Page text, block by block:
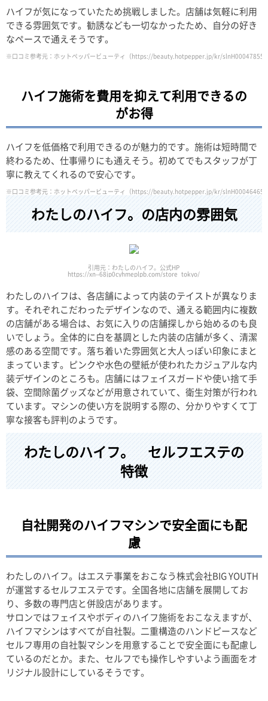
ハイフが気になっていたため挑戦しました。店舗は気軽に利用
できる雰囲気です。勧誘なども一切なかったため、自分の好き
なペースで通えそうです。
※口コミ参考元：ホットペッパービューティ （https://beauty.hotpepper.jp/kr/
ハイフ施術を費用を抑えて利用できるの
がお得
ハイフを低価格で利用できるのが魅力的です。施術は短時間で
終わるため、仕事帰りにも通えそう。初めてでもスタッフが丁
寧に教えてくれるので安心です。
※口コミ参考元：ホットペッパービューティ （https://beauty.hotpepper.jp/kr/
わたしのハイフ。の店内の雰囲気
引用元：わたしのハイフ。公式HP
https://xn--68jp0cyhmeplpb.com/store_tokyo/
わたしのハイフは、各店舗によって内装のテイストが異なりま
す。それぞれこだわったデザインなので、通える範囲内に複数
の店舗がある場合は、お気に入りの店舗探しから始めるのも良
いでしょう。全体的に白を基調とした内装の店舗が多く、清潔
感のある空間です。落ち着いた雰囲気と大人っぽい印象にまと
まっています。ピンクや水色の壁紙が使われたカジュアルな内
装デザインのところも。店舗にはフェイスガードや使い捨て手
袋、空間除菌グッズなどが用意されていて、衛生対策が行われ
ています。マシンの使い方を説明する際の、分かりやすくて丁
寧な接客も評判のようです。
わたしのハイフ。 セルフエステの
特徴
自社開発のハイフマシンで安全面にも配
慮
わたしのハイフ。はエステ事業をおこなう株式会社BIG YOUTH
が運営するセルフエステです。全国各地に店舗を展開してお
り、多数の専門店と併設店があります。
サロンではフェイスやボディのハイフ施術をおこなえますが、
ハイフマシンはすべてが自社製。二重構造のハンドピースなど
セルフ専用の自社製マシンを用意することで安全面にも配慮し
ているのだとか。また、セルフでも操作しやすいよう画面をオ
リジナル設計にしているそうです。